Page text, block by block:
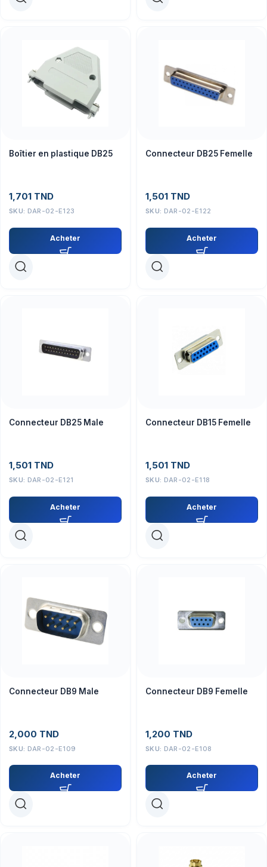
Boîtier en plastique DB25
1,701 TND
SKU: DAR-02-E123
Acheter
Connecteur DB25 Femelle
1,501 TND
SKU: DAR-02-E122
Acheter
Connecteur DB25 Male
1,501 TND
SKU: DAR-02-E121
Acheter
Connecteur DB15 Femelle
1,501 TND
SKU: DAR-02-E118
Acheter
Connecteur DB9 Male
2,000 TND
SKU: DAR-02-E109
Acheter
Connecteur DB9 Femelle
1,200 TND
SKU: DAR-02-E108
Acheter